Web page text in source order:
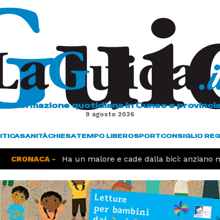
L'informazione quotidiana in Cuneo e
9 agosto 2026
SANITÀCHIESATEMPO LIBEROSPORTCONSIGLIO
CRONACA - Ha un malore e cade dalla bici: anziano